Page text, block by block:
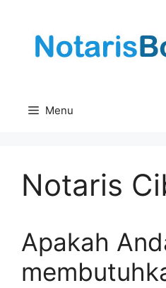
content
Menu
Notaris
Apakah